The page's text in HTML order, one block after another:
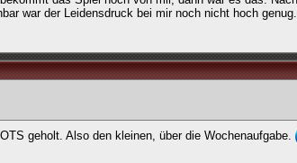
war der Leidensdruck bei mir noch nicht hoch
geholt. Also den kleinen, über die Wochenaufgabe.